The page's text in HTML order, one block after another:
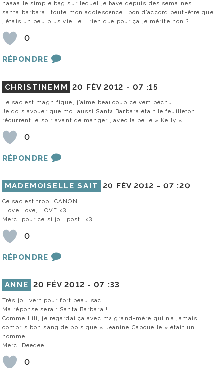
haaaa le simple bag sur lequel je bave depuis des semaines …
santa barbara… toute mon adolescence… bon d’accord peut-être que
j’étais un peu plus vieille … rien que pour ça je mérite non ?
0
RÉPONDRE
CHRISTINEMM 20 FÉV 2012 - 07 :15
Le sac est magnifique, j’aime beaucoup ce vert péchu !
Je dois avouer que moi aussi Santa Barbara était le feuilleton
récurrent le soir avant de manger , avec la belle » Kelly « !
0
RÉPONDRE
MADEMOISELLE SAIT 20 FÉV 2012 - 07 :20
Ce sac est trop… CANON
I love, love, LOVE <3
Merci pour ce si joli post… <3
0
RÉPONDRE
ANNE 20 FÉV 2012 -07 :33
Très joli vert pour fort beau sac…
Ma réponse sera : Santa Barbara !
Comme Lili, je regardai ça avec ma grand-mère qui n’a jamais
compris bon sang de bois que « Jeanine Capouelle » était un
homme.
Merci Deedee
0